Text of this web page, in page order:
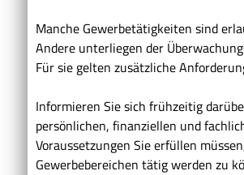
Manche Gewerbetätigkeiten sind
Andere unterliegen der
Für sie gelten zusätzliche
Informieren Sie sich frühzeitig
persönlichen, finanziellen und
Voraussetzungen Sie erfüllen
Gewerbebereichen tätig werden zu